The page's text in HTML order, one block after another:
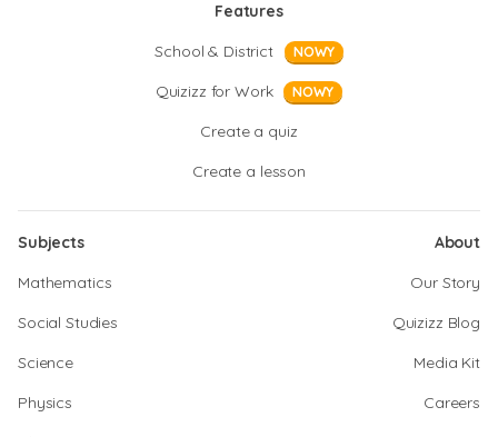
Features
School & District
NOWY
Quizizz for Work NOWY
Create a quiz
Create a lesson
Subjects
Mathematics
Social Studies
Science
Physics
About
Our Story
Quizizz Blog
Media Kit
Careers